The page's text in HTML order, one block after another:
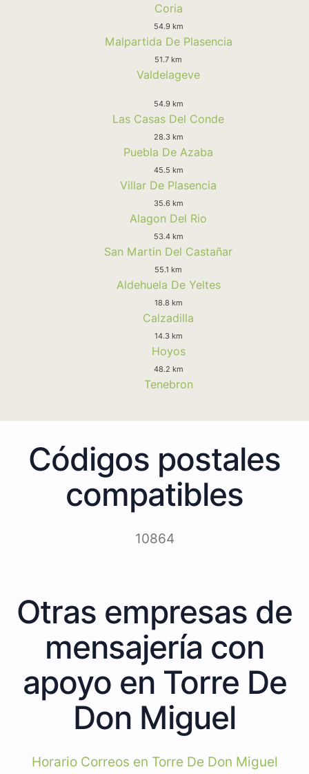
Coria
54.9 km
Malpartida De Plasencia
51.7 km
Valdelageve
54.9 km
Las Casas Del Conde
28.3 km
Puebla De Azaba
45.5 km
Villar De Plasencia
35.6 km
Alagon Del Rio
53.4 km
San Martin Del Castañar
55.1 km
Aldehuela De Yeltes
18.8 km
Calzadilla
14.3 km
Hoyos
48.2 km
Tenebron
Códigos postales
compatibles
10864
Otras empresas de
mensajería con
apoyo en Torre De
Don Miguel
Horario Correos en Torre De Don Miguel